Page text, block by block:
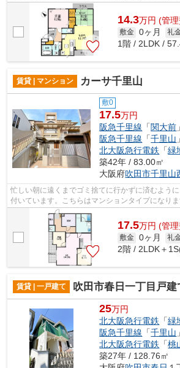
が、外観タイル張りです。強度が高く...
14.3万円 (管
敷金 0ヶ月 礼
1階 / 2LDK /
賃貸 | マンション カーサ千里山
敷0
17.5万円
阪急千里線 「関大前
阪急千里線 「千里山
北大阪急行電鉄 「緑
築42年 / 83.00㎡
大阪府吹田市千里山
忙しい朝に遠くまでゴミ捨てに行かずに済むよう
付いています。こちらはマンションタイプになりま
駅利用可能な物件です。鉄筋コンクリー...
17.5万円 (管
敷金 0ヶ月 礼
2階 / 2LDK＋
賃貸 | 一戸建て 吹田市春日一丁目戸建
25万円
北大阪急行電鉄 「緑
阪急千里線 「千里山
北大阪急行電鉄 「桃
築27年 / 128.76㎡